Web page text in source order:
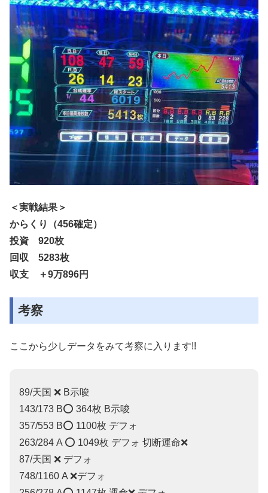
＜実戦結果＞
からくり（456確定）
投資 920枚
回収 5283枚
収支 ＋9万896円
考察
ここから少しデータをみて考察に入ります!!
89/天国 ❌ B示唆
143/173 B⭕️ 364枚 B示唆
357/553 B⭕️ 1100枚 デフォ
263/284 A ⭕️ 1049枚 デフォ 切断運命❌
87/天国 ❌ デフォ
748/1160 A ❌デフォ